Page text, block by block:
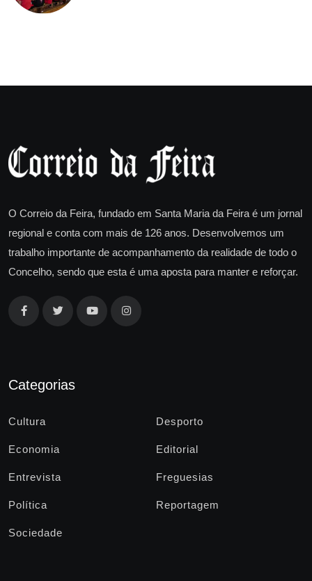
O Correio da Feira, fundado em Santa Maria da Feira é um jornal
regional e conta com mais de 126 anos. Desenvolvemos um
trabalho importante de acompanhamento da realidade de todo o
Concelho, sendo que esta é uma aposta para manter e reforçar.
Categorias
Cultura Desporto
Economia Editorial
Entrevista Freguesias
Política Reportagem
Sociedade